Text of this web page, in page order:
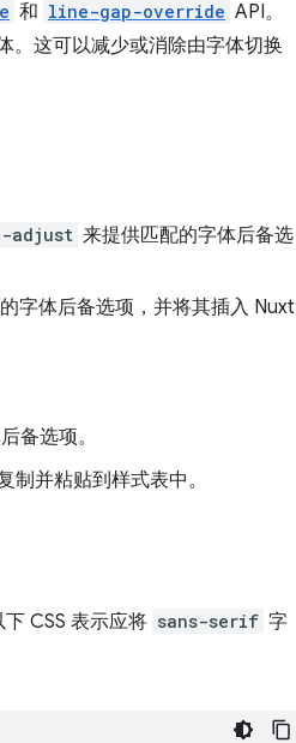
和 line-gap-override API。
。这可以减少或消除由字体切换
adjust 来提供匹配的字体后备选
字体后备选项，并将其插入 Nuxt
备选项。
并粘贴到样式表中。
CSS 表示应将 sans-serif 字